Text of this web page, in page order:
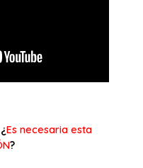
Es necesaria esta
?